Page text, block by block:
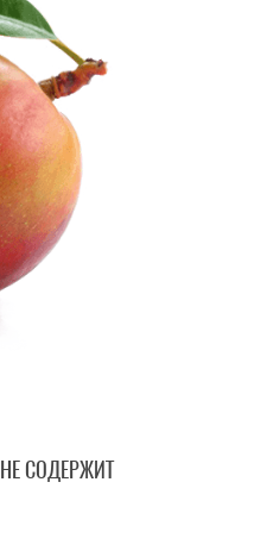
НЕ СОДЕРЖИТ